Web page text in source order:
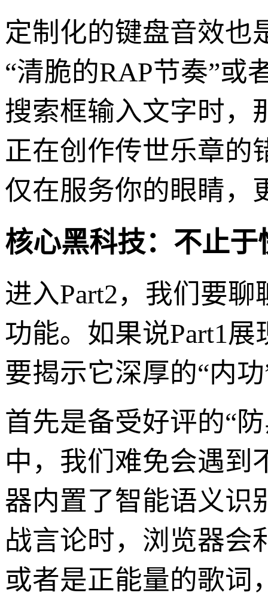
定制化的键盘音效也
“清脆的RAP节奏”或
搜索框输入文字时，
正在创作传世乐章的
仅在服务你的眼睛，
核心黑科技：不止
进入Part2，我们要
功能。如果说Part1
要揭示它深厚的“内
首先是备受好评的“
中，我们难免会遇到
器内置了智能语义识
战言论时，浏览器会
或者是正能量的歌词